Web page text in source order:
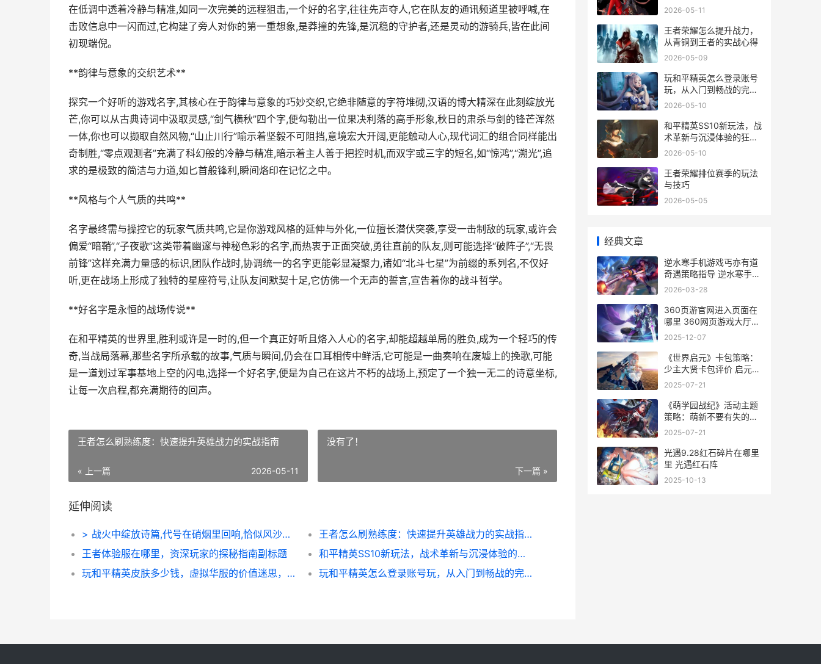
在低调中透着冷静与精准,如同一次完美的远程狙击,一个好的名字,往往先声夺人,它在队友的通讯频道里被呼喊,在
击败信息中一闪而过,它构建了旁人对你的第一重想象,是莽撞的先锋,是沉稳的守护者,还是灵动的游骑兵,皆在此间
初现端倪。
**韵律与意象的交织艺术**
探究一个好听的游戏名字,其核心在于韵律与意象的巧妙交织,它绝非随意的字符堆砌,汉语的博大精深在此刻绽放光
芒,你可以从古典诗词中汲取灵感,“剑气横秋”四个字,便勾勒出一位果决利落的高手形象,秋日的肃杀与剑的锋芒浑然
一体,你也可以撷取自然风物,“山止川行”喻示着坚毅不可阻挡,意境宏大开阔,更能触动人心,现代词汇的组合同样能出
奇制胜,“零点观测者”充满了科幻般的冷静与精准,暗示着主人善于把控时机,而双字或三字的短名,如“惊鸿”,“溯光”,追
求的是极致的简洁与力道,如匕首般锋利,瞬间烙印在记忆之中。
**风格与个人气质的共鸣**
名字最终需与操控它的玩家气质共鸣,它是你游戏风格的延伸与外化,一位擅长潜伏突袭,享受一击制敌的玩家,或许会
偏爱“暗鞘”,“子夜歌”这类带着幽邃与神秘色彩的名字,而热衷于正面突破,勇往直前的队友,则可能选择“破阵子”,“无畏
前锋”这样充满力量感的标识,团队作战时,协调统一的名字更能彰显凝聚力,诸如“北斗七星”为前缀的系列名,不仅好
听,更在战场上形成了独特的星座符号,让队友间默契十足,它仿佛一个无声的誓言,宣告着你的战斗哲学。
**好名字是永恒的战场传说**
在和平精英的世界里,胜利或许是一时的,但一个真正好听且烙入人心的名字,却能超越单局的胜负,成为一个轻巧的传
奇,当战局落幕,那些名字所承载的故事,气质与瞬间,仍会在口耳相传中鲜活,它可能是一曲奏响在废墟上的挽歌,可能
是一道划过军事基地上空的闪电,选择一个好名字,便是为自己在这片不朽的战场上,预定了一个独一无二的诗意坐标,
让每一次启程,都充满期待的回声。
王者怎么刷熟练度：快速提升英雄战力的实战指南
« 上一篇 2026-05-11
没有了！
下一篇 »
延伸阅读
> 战火中绽放诗篇,代号在硝烟里回响,恰似风沙淬炼出的玫瑰,在枪林弹雨中散发独特芬芳。
王者怎么刷熟练度：快速提升英雄战力的实战指南
王者体验服在哪里，资深玩家的探秘指南副标题
和平精英SS10新玩法，战术革新与沉浸体验的狂欢，副标题，全新战场深度解析与实战心得
玩和平精英皮肤多少钱，虚拟华服的价值迷思，副标题，氪金战场背后的心理账本
玩和平精英怎么登录账号玩，从入门到畅战的完整指南
2026-05-11
王者荣耀怎么提升战力，
从青铜到王者的实战心得
2026-05-09
玩和平精英怎么登录账号
玩，从入门到畅战的完整
指南
2026-05-10
和平精英SS10新玩法，战
术革新与沉浸体验的狂
欢，副标题，全新战场深
2026-05-10
王者荣耀排位赛季的玩法
与技巧
2026-05-05
经典文章
逆水寒手机游戏丐亦有道
奇遇策略指导 逆水寒手机
端游
2026-03-28
360页游官网进入页面在
哪里 360网页游戏大厅官
网
2025-12-07
《世界启元》卡包策略：
少主大贤卡包评价 启元世
界这个公司待遇怎么样
2025-07-21
《萌学园战纪》活动主题
策略：萌新不要有失的开
服福利活动主题盘点 萌学
2025-07-21
光遇9.28红石碎片在哪里
里 光遇红石阵
2025-10-13